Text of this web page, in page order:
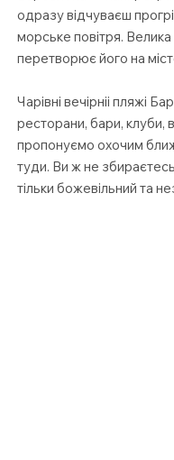
одразу відчуваєш
морське повітря. Велика
перетворює його на
Чарівні вечірніі пляжі
ресторани, бари, клуби,
пропонуємо охочим
туди. Ви ж не
тільки божевільний та